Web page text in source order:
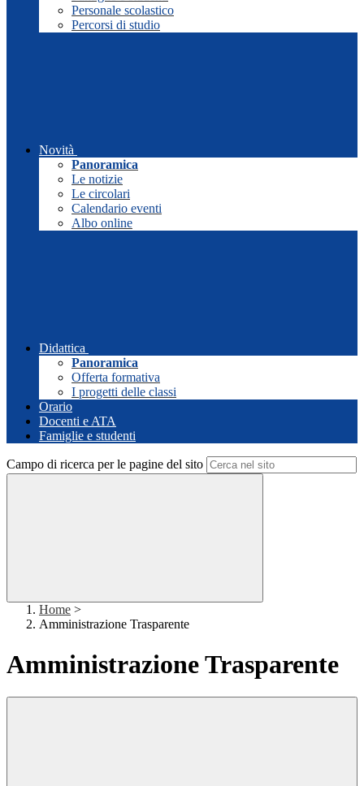
Personale scolastico
Percorsi di studio
Novità
Panoramica
Le notizie
Le circolari
Calendario eventi
Albo online
Didattica
Panoramica
Offerta formativa
I progetti delle classi
Orario
Docenti e ATA
Famiglie e studenti
Campo di ricerca per le pagine del sito
Home >
Amministrazione Trasparente
Amministrazione Trasparente